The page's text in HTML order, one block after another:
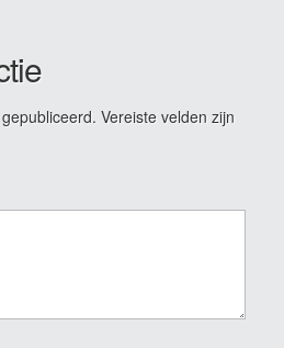
Vereiste velden zijn